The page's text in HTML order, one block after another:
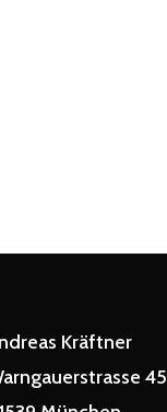
Kräftner
45